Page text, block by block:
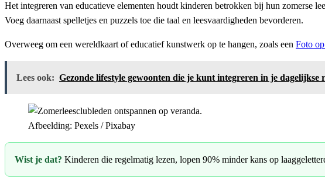
Het integreren van educatieve elementen houdt kinderen betrokken bij hun zomerse
Voeg daarnaast spelletjes en puzzels toe die taal en leesvaardigheden bevorderen.
Overweeg om een wereldkaart of educatief kunstwerk op te hangen, zoals een Foto
Lees ook: Gezonde lifestyle gewoonten die je kunt integreren in je dagelijkse
Afbeelding: Pexels / Pixabay
Wist je dat? Kinderen die regelmatig lezen, lopen 90% minder kans op